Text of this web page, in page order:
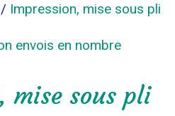
/ Impression, mise sous pli
envois en nombre
mise sous pli